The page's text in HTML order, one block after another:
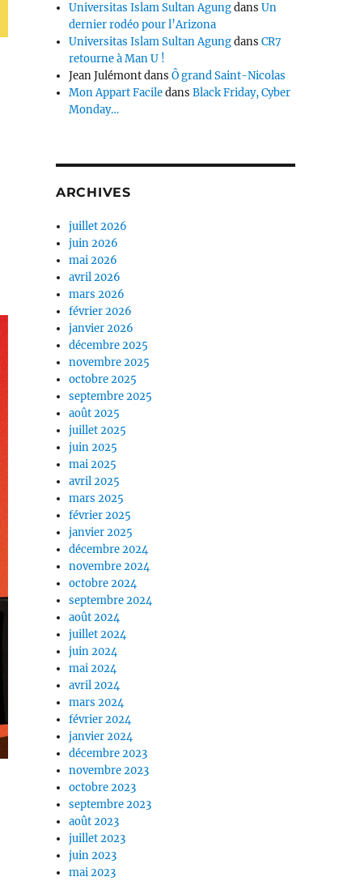
Universitas Islam Sultan AgungdansUn
dernier rodéo pour l’Arizona
Universitas Islam Sultan AgungdansCR7
retourne à Man U !
Jean JulémontdansÔ grand Saint-Nicolas
Mon Appart FaciledansBlack Friday, Cyber
Monday…
ARCHIVES
juillet 2026
juin 2026
mai 2026
avril 2026
mars 2026
février 2026
janvier 2026
décembre 2025
novembre 2025
octobre 2025
septembre 2025
août 2025
juillet 2025
juin 2025
mai 2025
avril 2025
mars 2025
février 2025
janvier 2025
décembre 2024
novembre 2024
octobre 2024
septembre 2024
août 2024
juillet 2024
juin 2024
mai 2024
avril 2024
mars 2024
février 2024
janvier 2024
décembre 2023
novembre 2023
octobre 2023
septembre 2023
août 2023
juillet 2023
juin 2023
mai 2023